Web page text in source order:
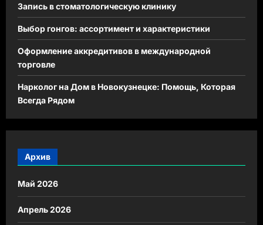
Запись в стоматологическую клинику
Выбор гонгов: ассортимент и характеристики
Оформление аккредитивов в международной
торговле
Нарколог на Дом в Новокузнецке: Помощь, Которая
Всегда Рядом
Архив
Май 2026
Апрель 2026